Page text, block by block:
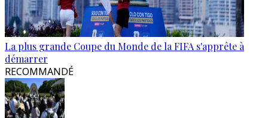
La plus grande Coupe du Monde de la FIFA s'apprête à
démarrer
RECOMMANDÉ